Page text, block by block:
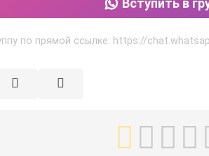
по прямой ссылке: https://